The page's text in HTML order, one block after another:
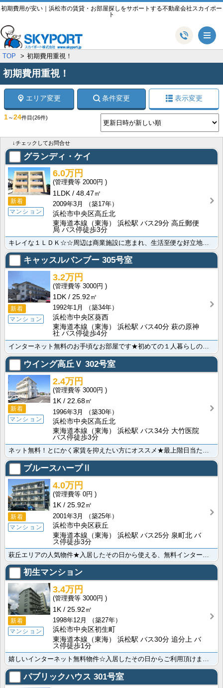
初期費用が安い｜浜松市の賃貸・お部屋探しをサポートする不動産会社スカイポー
ト
TOP 初期費用重視！
初期費用重視！
エリア変更 条件変更 表示変更
1～24件目 (26件)
↓チェックしてお問合せ
グランディ・ケイ
新着
マンション
6.0万円
2000円
1LDK
48.47㎡
2009年3月
（築17年）
浜松市中央区高丘北
東海道本線（東海） 浜松駅 バス29分 高丘郵便
局 バス停徒歩3分
キレイな１ＬＤＫ☆☆周辺は商業施設に恵まれ、生活至便な好立地です！新婚さんはもちろん、ちょっと広めが･･･
キャッスルバンブー 305号室
新着
マンション
3.2万円
3000円
1DK
25.92㎡
1992年1月
（築34年）
浜松市中央区葵西
東海道本線（東海） 浜松駅 バス40分 萩の原神
社 バス停徒歩4分
インターネット無料のお手頃なお部屋です★初めての１人暮らしの方にオススメ。環状線、浜松西インター方面･･･
ウイング高丘Ｖ 302号室
新着
マンション
2.4万円
3000円
1K
22.68㎡
1996年3月
（築30年）
浜松市中央区高丘北
東海道本線（東海） 浜松駅 バス34分 大竹医院
バス停徒歩3分
ネット無料！とにかく家賃を抑えたい方にオススメ★最上階日当たり良好！徒歩5分圏内にドラッグストアやコ･･･
ブルースハープⅡ
新着
マンション
4.0万円
0円
1K
25.92㎡
2001年3月
（築25年）
浜松市中央区萩丘
東海道本線（東海） 浜松駅 バス25分 泉町北 バ
ス停徒歩3分
初生マンション
新着
マンション
3.4万円
3000円
1K
25.92㎡
1998年12月
（築27年）
浜松市中央区初生町
東海道本線（東海） 浜松駅 バス30分 追分上 バ
ス停徒歩1分
パブリックハウス 301号室